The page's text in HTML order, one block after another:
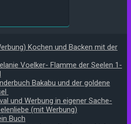
Kochen und Backen mit der
Voelker- Flamme der Seelen 1-
Bakabu und der goldene
und Werbung in eigener Sache-
(mit Werbung)
Buch